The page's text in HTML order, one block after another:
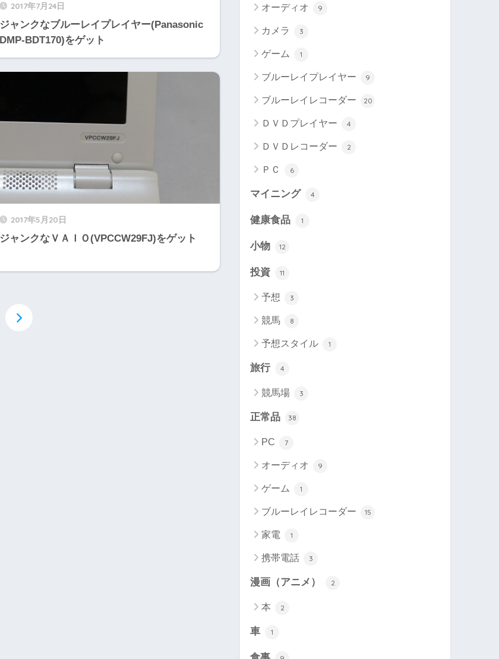
2017年7月24日
ジャンクなブルーレイプレイヤー(Panasonic
DMP-BDT170)をゲット
2017年5月20日
ジャンクなＶＡＩＯ(VPCCW29FJ)をゲット
オーディオ 9
カメラ 3
ゲーム 1
ブルーレイプレイヤー 9
ブルーレイレコーダー 20
ＤＶＤプレイヤー 4
ＤＶＤレコーダー 2
ＰＣ 6
マイニング 4
健康食品 1
小物 12
投資 11
予想 3
競馬 8
予想スタイル 1
旅行 4
競馬場 3
正常品 38
PC 7
オーディオ 9
ゲーム 1
ブルーレイレコーダー 15
家電 1
携帯電話 3
漫画（アニメ） 2
本 2
車 1